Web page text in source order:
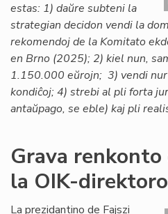
estas: 1) daŭre subteni la
strategian decidon vendi la
rekomendoj de la Komitato
en Brno (2025); 2) kiel nun,
1.150.000 eŭrojn; 3) vendi
kondiĉoj; 4) strebi al pli forta
antaŭpago, se eble) kaj pli
Grava renkonto
la OIK-direktoro
La prezidantino de Fajszi